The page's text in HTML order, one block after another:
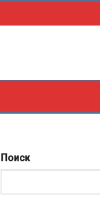
Поиск